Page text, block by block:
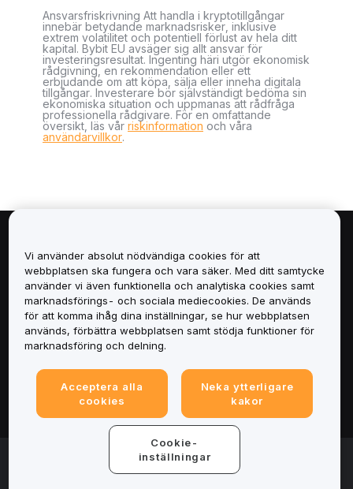
Ansvarsfriskrivning Att handla i kryptotillgångar
innebär betydande marknadsrisker, inklusive
extrem volatilitet och potentiell förlust av hela ditt
kapital. Bybit EU avsäger sig allt ansvar för
investeringsresultat. Ingenting häri utgör ekonomisk
rådgivning, en rekommendation eller ett
erbjudande om att köpa, sälja eller inneha digitala
tillgångar. Investerare bör självständigt bedöma sin
ekonomiska situation och uppmanas att rådfråga
professionella rådgivare. För en omfattande
översikt, läs vår riskinformation och våra
användarvillkor.
Tjänster
Support
© 2025-2026 Bybit.eu. Alla rättigheter förbehålls.
Vi använder absolut nödvändiga cookies för att
webbplatsen ska fungera och vara säker. Med ditt samtycke
använder vi även funktionella och analytiska cookies samt
marknadsförings- och sociala mediecookies. De används
för att komma ihåg dina inställningar, se hur webbplatsen
används, förbättra webbplatsen samt stödja funktioner för
marknadsföring och delning.
Acceptera alla
cookies
Neka ytterligare
kakor
Cookie-
inställningar